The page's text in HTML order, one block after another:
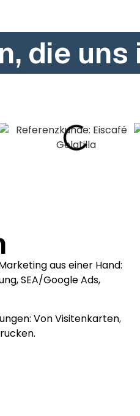
die
aus einer Hand:
,SEA/Google Ads,
: VonVisitenkarten,
.